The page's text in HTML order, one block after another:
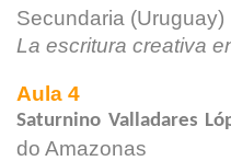
Secundaria (Uruguay)
La escritura creativa
Aula 4
Saturnino Valladares
do Amazonas